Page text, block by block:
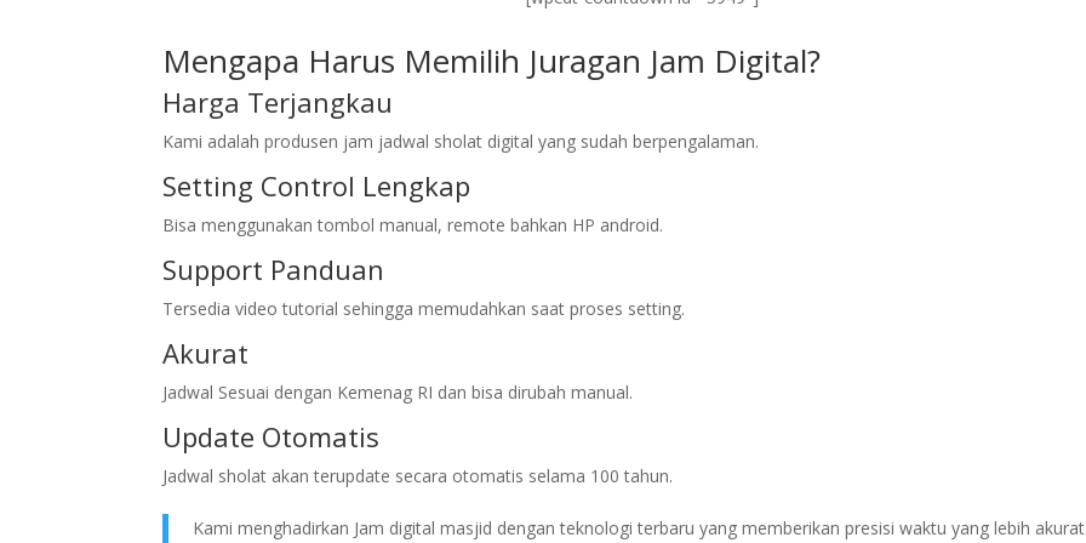
Mengapa Harus Memilih Juragan Jam Digital?
Harga Terjangkau
Kami adalah produsen jam jadwal sholat digital yang sudah berpengalaman.
Setting Control Lengkap
Bisa menggunakan tombol manual, remote bahkan HP android.
Support Panduan
Tersedia video tutorial sehingga memudahkan saat proses setting.
Akurat
Jadwal Sesuai dengan Kemenag RI dan bisa dirubah manual.
Update Otomatis
Jadwal sholat akan terupdate secara otomatis selama 100 tahun.
Kami menghadirkan Jam digital masjid dengan teknologi terbaru yang memberikan presisi waktu yang lebih